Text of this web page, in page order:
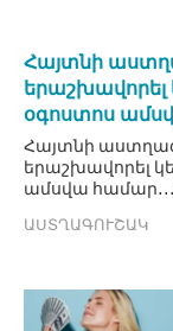
Հայտնի
երաշխավորել
օգոստոս
Հայտնի
երաշխավորել
ամսվա
ԱՍՏՂԱԳՈՒՇԱԿ